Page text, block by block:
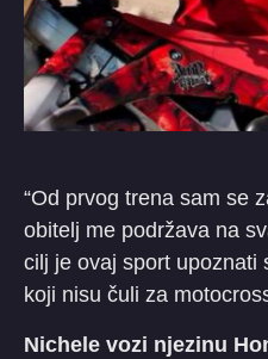
“Od prvog trena sam se
obitelj me podržava na
cilj je ovaj sport upoznati
koji nisu čuli za
Nichele vozi njezinu